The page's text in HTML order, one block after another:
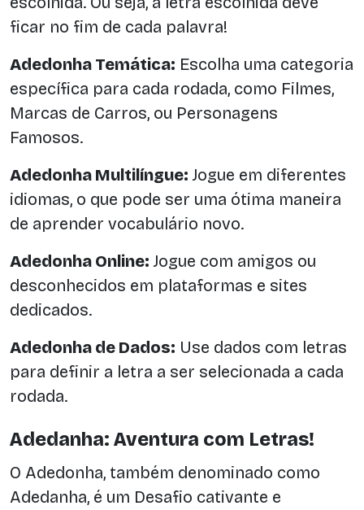
ficar no fim de cada palavra!
Adedonha Temática: Escolha uma categoria
específica para cada rodada, como Filmes,
Marcas de Carros, ou Personagens
Famosos.
Adedonha Multilíngue: Jogue em diferentes
idiomas, o que pode ser uma ótima maneira
de aprender vocabulário novo.
Adedonha Online: Jogue com amigos ou
desconhecidos em plataformas e sites
dedicados.
Adedonha de Dados: Use dados com letras
para definir a letra a ser selecionada a cada
rodada.
Adedanha: Aventura com Letras!
O Adedonha, também denominado como
Adedanha, é um Desafio cativante e